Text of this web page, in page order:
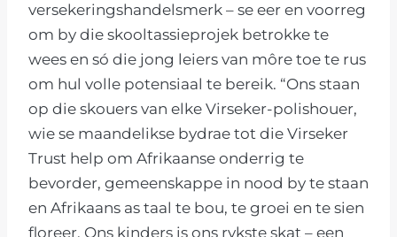
versekeringshandelsmerk – se eer en voorreg
om by die skooltassieprojek betrokke te
wees en só die jong leiers van môre toe te rus
om hul volle potensiaal te bereik. “Ons staan
op die skouers van elke Virseker-polishouer,
wie se maandelikse bydrae tot die Virseker
Trust help om Afrikaanse onderrig te
bevorder, gemeenskappe in nood by te staan
en Afrikaans as taal te bou, te groei en te sien
floreer. Ons kinders is ons rykste skat – een